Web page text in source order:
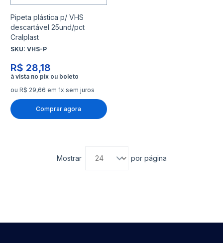
Pipeta plástica p/ VHS
descartável 25und/pct
Cralplast
SKU: VHS-P
R$ 28,18
ou R$ 29,66 em 1x sem juros
Comprar agora
Mostrar por página